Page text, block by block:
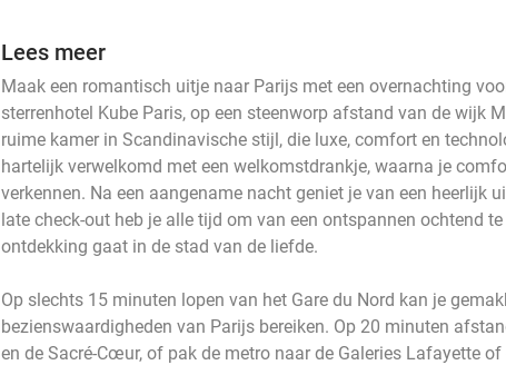
Lees meer
Maak een romantisch uitje naar Parijs met een overnachting
sterrenhotel Kube Paris, op een steenworp afstand van de wijk
ruime kamer in Scandinavische stijl, die luxe, comfort en
hartelijk verwelkomd met een welkomstdrankje, waarna je
verkennen. Na een aangename nacht geniet je van een heerlijk
late check-out heb je alle tijd om van een ontspannen ochtend
ontdekking gaat in de stad van de liefde.
Op slechts 15 minuten lopen van het Gare du Nord kan je
bezienswaardigheden van Parijs bereiken. Op 20 minuten
en de Sacré-Cœur, of pak de metro naar de Galeries Lafayette